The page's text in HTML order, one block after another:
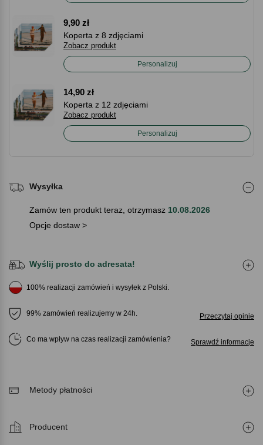
9,90 zł
Koperta z 8 zdjęciami
Zobacz produkt
Personalizuj
14,90 zł
Koperta z 12 zdjęciami
Zobacz produkt
Personalizuj
Wysyłka
Zamów ten produkt teraz, otrzymasz 10.08.2026
Opcje dostaw >
Wyślij prosto do adresata!
100% realizacji zamówień i wysyłek z Polski.
99% zamówień realizujemy w 24h. Przeczytaj opinie
Co ma wpływ na czas realizacji zamówienia Sprawdź informacje
Metody płatności
Producent